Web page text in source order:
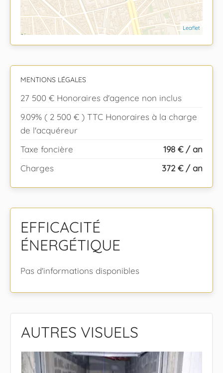
Leaflet
MENTIONS LÉGALES
27 500 € Honoraires d'agence non inclus
9.09% ( 2 500 € ) TTC Honoraires à la charge
de l'acquéreur
Taxe foncière
198 € / an
Charges
372 € / an
EFFICACITÉ
ÉNERGÉTIQUE
Pas d'informations disponibles
AUTRES VISUELS